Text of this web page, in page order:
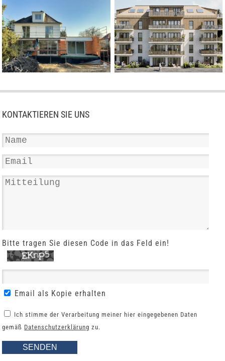
KONTAKTIEREN SIE UNS
Bitte tragen Sie diesen Code in das Feld ein!
Email als Kopie erhalten
Ich stimme der Verarbeitung meiner hier eingegebenen Daten
gemäß Datenschutzerklärung zu.